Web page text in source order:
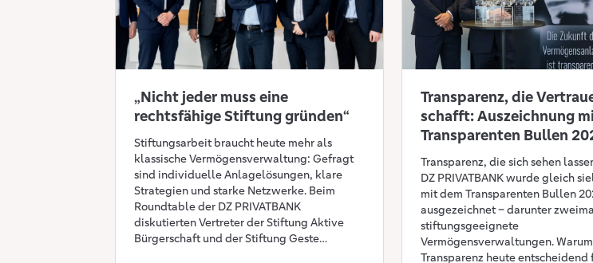
„Nicht jeder muss eine
rechtsfähige Stiftung gründen“
Stiftungsarbeit braucht heute mehr als
klassische Vermögensverwaltung: Gefragt
sind individuelle Anlagelösungen, klare
Strategien und starke Netzwerke. Beim
Roundtable der DZ PRIVATBANK
diskutierten Vertreter der Stiftung Aktive
Bürgerschaft und der Stiftung Geste
Transparenz, die
schafft: Auszeichnung
Transparenten Bullen
Transparenz, die sich sehen
DZ PRIVATBANK wurde gleich
mit dem Transparenten Bullen
ausgezeichnet – darunter
stiftungsgeeignete
Vermögensverwaltungen. Warum
Transparenz heute entscheidend